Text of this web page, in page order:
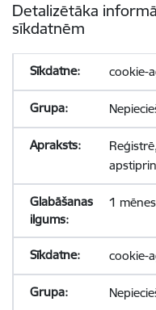
Detalizētāka
sīkdatnēm
cookie-
1
cookie-